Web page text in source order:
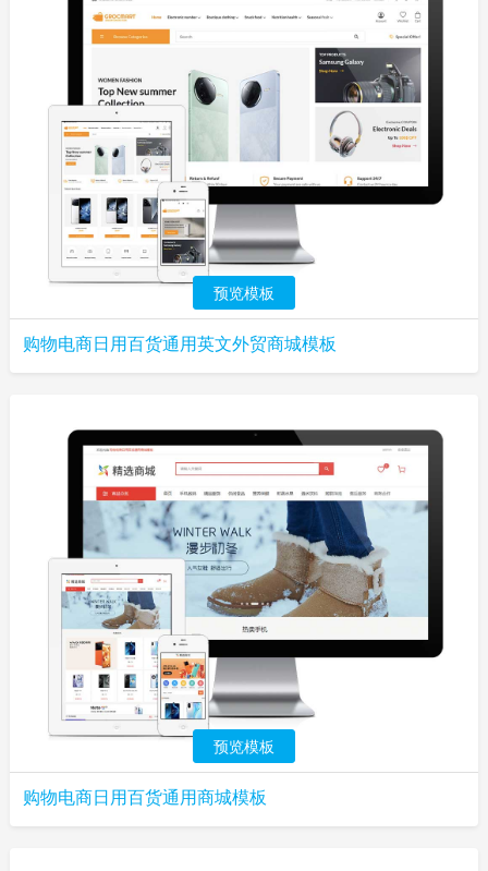
预览模板
购物电商日用百货通用英文外贸商城模板
预览模板
购物电商日用百货通用商城模板